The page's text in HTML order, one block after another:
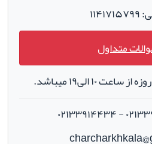
متداول
۱۰ الی۱۹ میباشد.